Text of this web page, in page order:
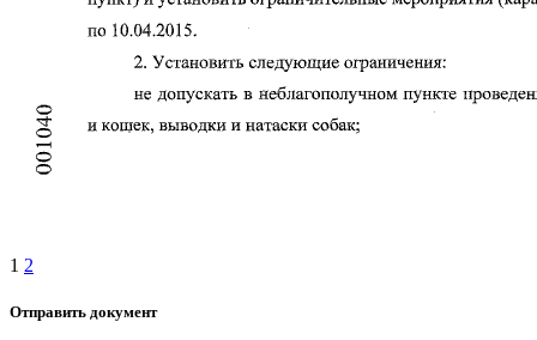
1 2
Отправить документ